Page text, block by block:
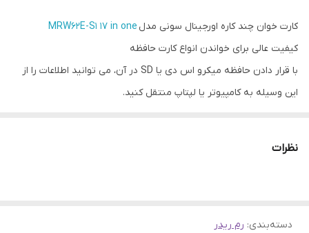
کارت خوان چند کاره اورجینال سونی مدل
کیفیت عالی برای خواندن انواع کارت حافظه
با قرار دادن حافظه میکرو اس دی یا SD در آن، می توانید اطلاعات را از
این وسیله به کامپیوتر یا لپتاپ منتقل کنید.
نظرات
دسته‌بندی: رم ریدر